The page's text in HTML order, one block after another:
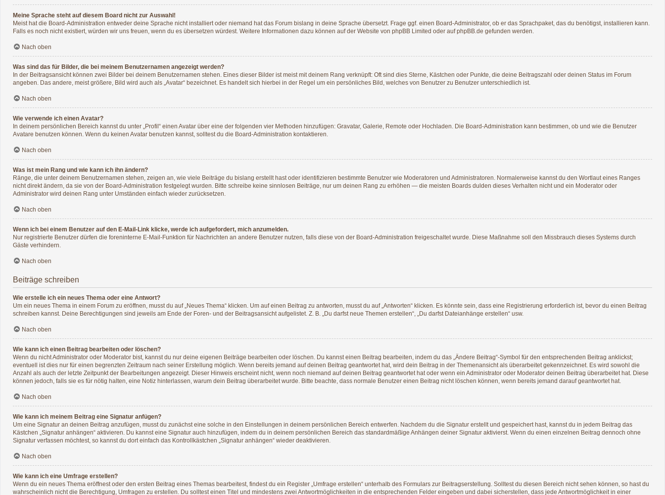
Meine Sprache steht auf diesem Board nicht zur Auswahl!
Meist hat die Board-Administration entweder deine Sprache nicht installiert oder niemand hat das Forum bislang in deine Sprache übersetzt. Frage ggf. einen Board-Administrator, ob er das Sprachpaket, das du benötigst, installieren kann.
Falls es noch nicht existiert, würden wir uns freuen, wenn du es übersetzen würdest. Weitere Informationen dazu können auf der Website von phpBB Limited oder aufphpBB.de gefunden werden.
Nach oben
Was sind das für Bilder, die bei meinem Benutzernamen angezeigt werden?
In der Beitragsansicht können zwei Bilder bei deinem Benutzernamen stehen. Eines dieser Bilder ist meist mit deinem Rang verknüpft: Oft sind dies Sterne, Kästchen oder Punkte, die deine Beitragszahl oder deinen Status im Forum
angeben. Das andere, meist größere, Bild wird auch als „Avatar“ bezeichnet. Es handelt sich hierbei in der Regel um ein persönliches Bild, welches von Benutzer zu Benutzer unterschiedlich ist.
Nach oben
Wie verwende ich einen Avatar?
In deinem persönlichen Bereich kannst du unter „Profil“ einen Avatar über eine der folgenden vier Methoden hinzufügen: Gravatar, Galerie, Remote oder Hochladen. Die Board-Administration kann bestimmen, ob und wie die Benutzer
Avatare benutzen können. Wenn du keinen Avatar benutzen kannst, solltest du die Board-Administration kontaktieren.
Nach oben
Was ist mein Rang und wie kann ich ihn ändern?
Ränge, die unter deinem Benutzernamen stehen, zeigen an, wie viele Beiträge du bislang erstellt hast oder identifizieren bestimmte Benutzer wie Moderatoren und Administratoren. Normalerweise kannst du den Wortlaut eines Ranges
nicht direkt ändern, da sie von der Board-Administration festgelegt wurden. Bitte schreibe keine sinnlosen Beiträge, nur um deinen Rang zu erhöhen — die meisten Boards dulden dieses Verhalten nicht und ein Moderator oder
Administrator wird deinen Rang unter Umständen einfach wieder zurücksetzen.
Nach oben
Wenn ich bei einem Benutzer auf den E-Mail-Link klicke, werde ich aufgefordert, mich anzumelden.
Nur registrierte Benutzer dürfen die foreninterne E-Mail-Funktion für Nachrichten an andere Benutzer nutzen, falls diese von der Board-Administration freigeschaltet wurde. Diese Maßnahme soll den Missbrauch dieses Systems durch
Gäste verhindern.
Nach oben
Beiträge schreiben
Wie erstelle ich ein neues Thema oder eine Antwort?
Um ein neues Thema in einem Forum zu eröffnen, musst du auf „Neues Thema“ klicken. Um auf einen Beitrag zu antworten, musst du auf „Antworten“ klicken. Es könnte sein, dass eine Registrierung erforderlich ist, bevor du einen Beitrag
schreiben kannst. Deine Berechtigungen sind jeweils am Ende der Foren- und der Beitragsansicht aufgelistet. Z. B. „Du darfst neue Themen erstellen“, „Du darfst Dateianhänge erstellen“ usw.
Nach oben
Wie kann ich einen Beitrag bearbeiten oder löschen?
Wenn du nicht Administrator oder Moderator bist, kannst du nur deine eigenen Beiträge bearbeiten oder löschen. Du kannst einen Beitrag bearbeiten, indem du das „Ändere Beitrag“-Symbol für den entsprechenden Beitrag anklickst;
eventuell ist dies nur für einen begrenzten Zeitraum nach seiner Erstellung möglich. Wenn bereits jemand auf deinen Beitrag geantwortet hat, wird dein Beitrag in der Themenansicht als überarbeitet gekennzeichnet. Es wird sowohl die
Anzahl als auch der letzte Zeitpunkt der Bearbeitungen angezeigt. Dieser Hinweis erscheint nicht, wenn noch niemand auf deinen Beitrag geantwortet hat oder wenn ein Administrator oder Moderator deinen Beitrag überarbeitet hat. Diese
können jedoch, falls sie es für nötig halten, eine Notiz hinterlassen, warum dein Beitrag überarbeitet wurde. Bitte beachte, dass normale Benutzer einen Beitrag nicht löschen können, wenn bereits jemand darauf geantwortet hat.
Nach oben
Wie kann ich meinem Beitrag eine Signatur anfügen?
Um eine Signatur an deinen Beitrag anzufügen, musst du zunächst eine solche in den Einstellungen in deinem persönlichen Bereich entwerfen. Nachdem du die Signatur erstellt und gespeichert hast, kannst du in jedem Beitrag das
Kästchen „Signatur anhängen“ aktivieren. Du kannst eine Signatur auch hinzufügen, indem du in deinem persönlichen Bereich das standardmäßige Anhängen deiner Signatur aktivierst. Wenn du einen einzelnen Beitrag dennoch ohne
Signatur verfassen möchtest, so kannst du dort einfach das Kontrollkästchen „Signatur anhängen“ wieder deaktivieren.
Nach oben
Wie kann ich eine Umfrage erstellen?
Wenn du ein neues Thema eröffnest oder den ersten Beitrag eines Themas bearbeitest, findest du ein Register „Umfrage erstellen“ unterhalb des Formulars zur Beitragserstellung. Solltest du diesen Bereich nicht sehen können, so hast du
wahrscheinlich nicht die Berechtigung, Umfragen zu erstellen. Du solltest einen Titel und mindestens zwei Antwortmöglichkeiten in die entsprechenden Felder eingeben und dabei sicherstellen, dass jede Antwortmöglichkeit in einer